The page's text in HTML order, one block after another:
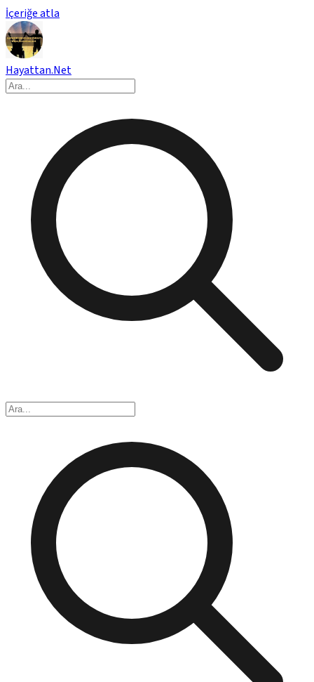
İçeriğe atla
Hayattan.Net